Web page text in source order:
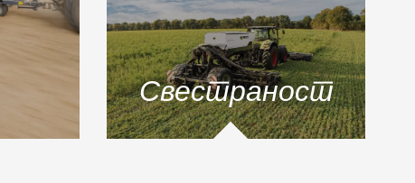
Свестраност